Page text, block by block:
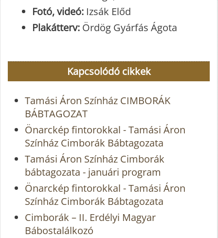
Fotó, videó: Izsák Előd
Plakátterv: Ördög Gyárfás Ágota
Kapcsolódó cikkek
Tamási Áron Színház CIMBORÁK
BÁBTAGOZAT
Önarckép fintorokkal - Tamási Áron
Színház Cimborák Bábtagozata
Tamási Áron Színház Cimborák
bábtagozata - januári program
Önarckép fintorokkal - Tamási Áron
Színház Cimborák Bábtagozata
Cimborák – II. Erdélyi Magyar
Bábostalálkozó